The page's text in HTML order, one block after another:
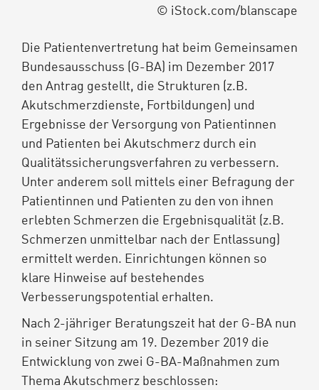
© iStock.com/blanscape
Die Patientenvertretung hat beim Gemeinsamen
Bundesausschuss (G-BA) im Dezember 2017
den Antrag gestellt, die Strukturen (z.B.
Akutschmerzdienste, Fortbildungen) und
Ergebnisse der Versorgung von Patientinnen
und Patienten bei Akutschmerz durch ein
Qualitätssicherungsverfahren zu verbessern.
Unter anderem soll mittels einer Befragung der
Patientinnen und Patienten zu den von ihnen
erlebten Schmerzen die Ergebnisqualität (z.B.
Schmerzen unmittelbar nach der Entlassung)
ermittelt werden. Einrichtungen können so
klare Hinweise auf bestehendes
Verbesserungspotential erhalten.
Nach 2-jähriger Beratungszeit hat der G-BA nun
in seiner Sitzung am 19. Dezember 2019 die
Entwicklung von zwei G-BA-Maßnahmen zum
Thema Akutschmerz beschlossen: